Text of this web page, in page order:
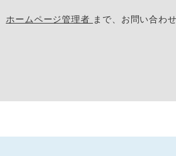
ホームページ管理者 まで、お問い合わ